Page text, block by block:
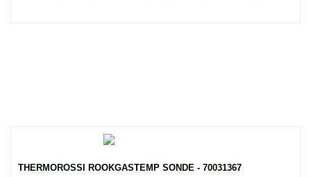
THERMOROSSI ROOKGASTEMP SONDE - 70031367